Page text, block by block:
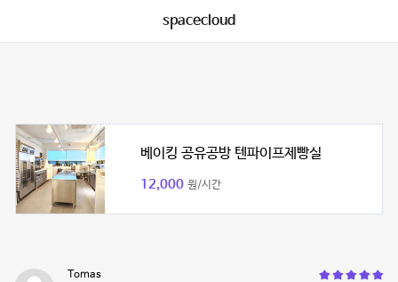
spacecloud
베이킹 공유공방 텐파이프제빵실
12,000 원/시간
Tomas